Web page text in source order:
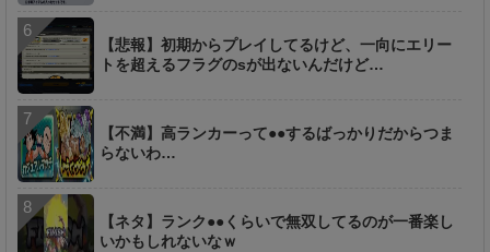
【悲報】初期からプレイしてるけど、一向にエリー
トを超えるフラグのsが出ないんだけど…
【不満】高ランカーって●●するばっかりだからつま
らないわ…
【ネタ】ランク●●くらいで無双してるのが一番楽し
いかもしれないなｗ